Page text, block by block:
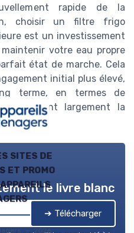
rapide de la
choisir un filtre frigo
est un investissement
votre eau propre
état de marche. Cela
initial plus élevé,
terme, en termes de
valent largement la
sites de
et promo
— 2026
le livre blanc
➔ Télécharger